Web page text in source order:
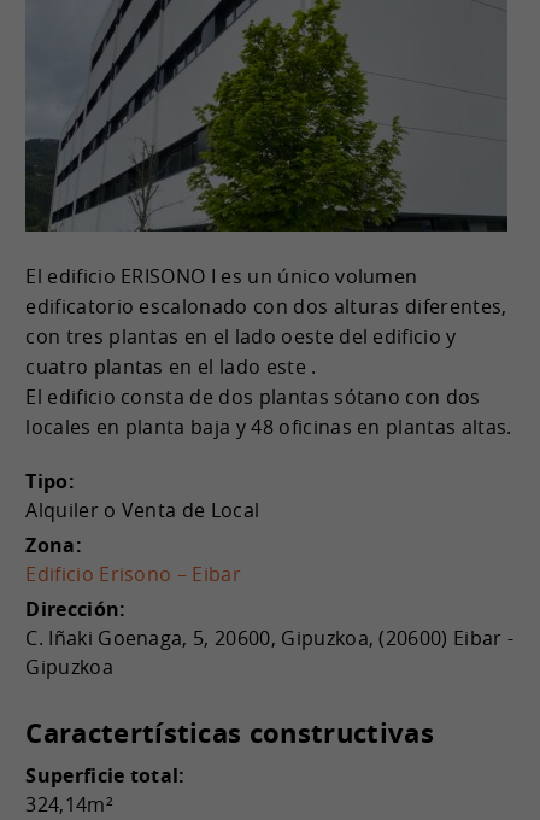
El edificio ERISONO I es un único volumen
edificatorio escalonado con dos alturas diferentes,
con tres plantas en el lado oeste del edificio y
cuatro plantas en el lado este .
El edificio consta de dos plantas sótano con dos
locales en planta baja y 48 oficinas en plantas altas.
Tipo:
Alquiler o Venta de Local
Zona:
Edificio Erisono – Eibar
Dirección:
C. Iñaki Goenaga, 5, 20600, Gipuzkoa, (20600) Eibar -
Gipuzkoa
Caractertísticas constructivas
Superficie total:
324,14m²